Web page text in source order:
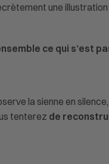
une illustration
ce qui s’est
la sienne en
tenterez de